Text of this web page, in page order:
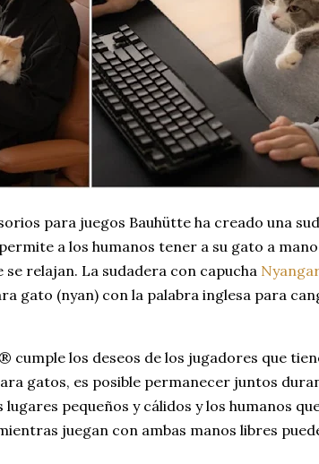
para juegos Bauhütte ha creado una
a los humanos tener a su gato a
relajan. La sudadera con capucha
gato (nyan) con la palabra inglesa para
cumple los deseos de los jugadores que
gatos, es posible permanecer juntos
pequeños y cálidos y los humanos
juegan con ambas manos libres